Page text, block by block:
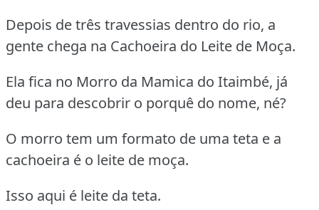
Depois de três travessias dentro do rio, a
gente chega na Cachoeira do Leite de Moça.
Ela fica no Morro da Mamica do Itaimbé, já
deu para descobrir o porquê do nome, né?
O morro tem um formato de uma teta e a
cachoeira é o leite de moça.
Isso aqui é leite da teta.